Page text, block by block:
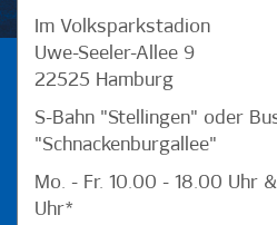
Im Volksparkstadion
Uwe-Seeler-Allee 9
22525 Hamburg
S-Bahn "Stellingen" oder
"Schnackenburgallee"
Mo. - Fr. 10.00 - 18.00 Uhr
Uhr*